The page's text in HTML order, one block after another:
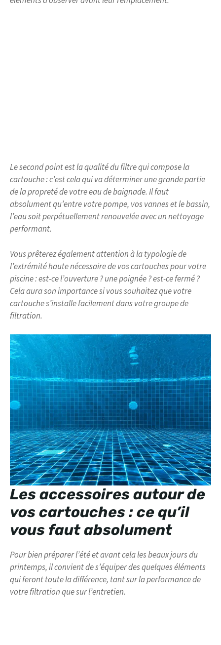
Le second point est la qualité du filtre qui compose la
cartouche : c’est cela qui va déterminer une grande partie
de la propreté de votre eau de baignade. Il faut
absolument qu’entre votre pompe, vos vannes et le bassin,
l’eau soit perpétuellement renouvelée avec un nettoyage
performant.
Vous prêterez également attention à la typologie de
l’extrémité haute nécessaire de vos cartouches pour votre
piscine : est-ce l’ouverture ? une poignée ? est-ce fermé ?
Cela aura son importance si vous souhaitez que votre
cartouche s’installe facilement dans votre groupe de
filtration.
Les accessoires autour de
vos cartouches : ce qu’il
vous faut absolument
Pour bien préparer l’été et avant cela les beaux jours du
printemps, il convient de s’équiper des quelques éléments
qui feront toute la différence, tant sur la performance de
votre filtration que sur l’entretien.